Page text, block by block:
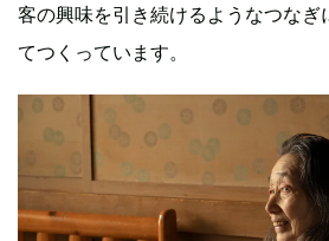
客の興味を引き続けるようなつなぎ
てつくっています。